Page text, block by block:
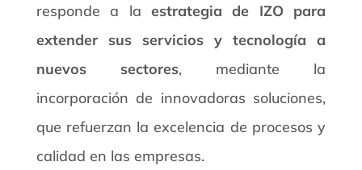
responde a la estrategia de IZO para
extender sus servicios y tecnología a
nuevos sectores, mediante la
incorporación de innovadoras soluciones,
que refuerzan la excelencia de procesos y
calidad en las empresas.